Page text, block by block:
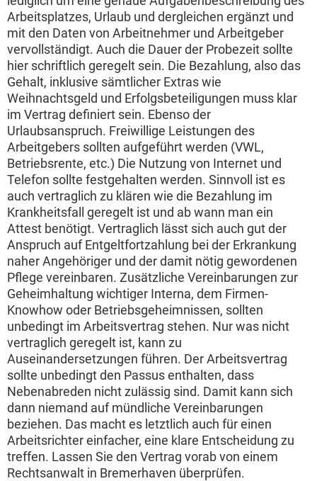
Arbeitsplatzes, Urlaub und dergleichen ergänzt und
mit den Daten von Arbeitnehmer und Arbeitgeber
vervollständigt. Auch die Dauer der Probezeit sollte
hier schriftlich geregelt sein. Die Bezahlung, also das
Gehalt, inklusive sämtlicher Extras wie
Weihnachtsgeld und Erfolgsbeteiligungen muss klar
im Vertrag definiert sein. Ebenso der
Urlaubsanspruch. Freiwillige Leistungen des
Arbeitgebers sollten aufgeführt werden (VWL,
Betriebsrente, etc.) Die Nutzung von Internet und
Telefon sollte festgehalten werden. Sinnvoll ist es
auch vertraglich zu klären wie die Bezahlung im
Krankheitsfall geregelt ist und ab wann man ein
Attest benötigt. Vertraglich lässt sich auch gut der
Anspruch auf Entgeltfortzahlung bei der Erkrankung
naher Angehöriger und der damit nötig gewordenen
Pflege vereinbaren. Zusätzliche Vereinbarungen zur
Geheimhaltung wichtiger Interna, dem Firmen-
Knowhow oder Betriebsgeheimnissen, sollten
unbedingt im Arbeitsvertrag stehen. Nur was nicht
vertraglich geregelt ist, kann zu
Auseinandersetzungen führen. Der Arbeitsvertrag
sollte unbedingt den Passus enthalten, dass
Nebenabreden nicht zulässig sind. Damit kann sich
dann niemand auf mündliche Vereinbarungen
beziehen. Das macht es letztlich auch für einen
Arbeitsrichter einfacher, eine klare Entscheidung zu
treffen. Lassen Sie den Vertrag vorab von einem
Rechtsanwalt in Bremerhaven überprüfen.